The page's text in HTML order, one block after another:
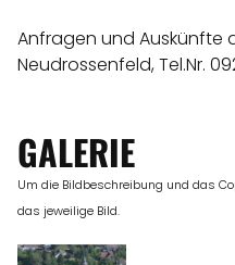
Anfragen und Auskünfte
Neudrossenfeld, Tel.Nr.
GALERIE
Um die Bildbeschreibung und das
das jeweilige Bild.